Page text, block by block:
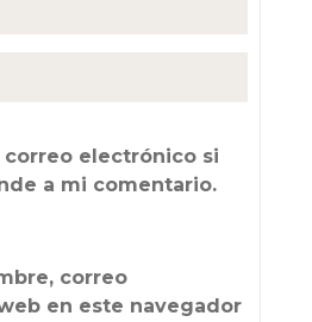
correo electrónico si
a mi comentario.
correo
en este navegador